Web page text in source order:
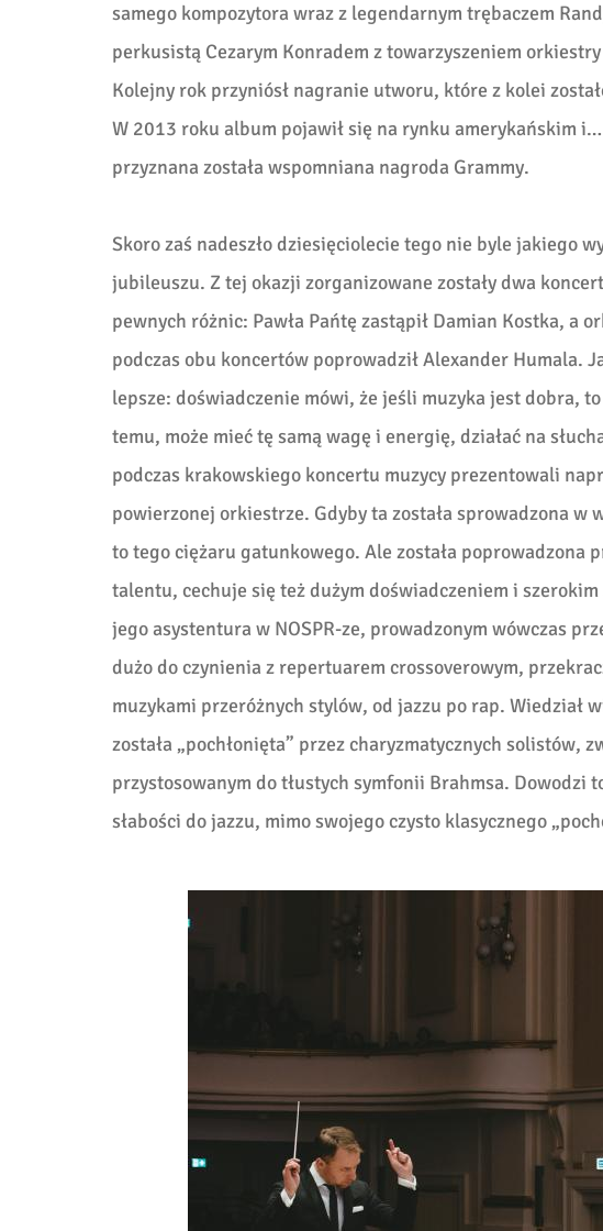
samego kompozytora wraz z legendarnym trębaczem
perkusistą Cezarym Konradem z towarzyszeniem
Kolejny rok przyniósł nagranie utworu, które z kolei
W 2013 roku album pojawił się na rynku amerykańskim
przyznana została wspomniana nagroda Grammy.
Skoro zaś nadeszło dziesięciolecie tego nie byle jakiego
jubileuszu. Z tej okazji zorganizowane zostały dwa
pewnych różnic: Pawła Pańtę zastąpił Damian Kostka,
podczas obu koncertów poprowadził Alexander Humala.
lepsze: doświadczenie mówi, że jeśli muzyka jest dobra,
temu, może mieć tę samą wagę i energię, działać na
podczas krakowskiego koncertu muzycy prezentowali
powierzonej orkiestrze. Gdyby ta została sprowadzona w
to tego ciężaru gatunkowego. Ale została poprowadzona
talentu, cechuje się też dużym doświadczeniem i
jego asystentura w NOSPR-ze, prowadzonym wówczas
dużo do czynienia z repertuarem crossoverowym,
muzykami przeróżnych stylów, od jazzu po rap. Wiedział
została „pochłonięta” przez charyzmatycznych solistów,
przystosowanym do tłustych symfonii Brahmsa.
słabości do jazzu, mimo swojego czysto klasycznego